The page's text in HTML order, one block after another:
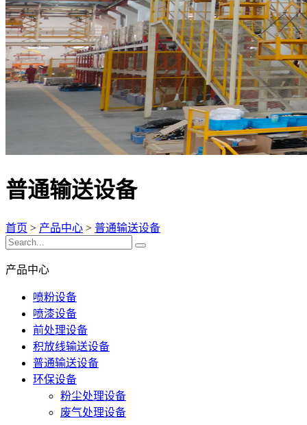
普通输送设备
首页 > 产品中心 > 普通输送设备
产品中心
喷粉设备
喷漆设备
前处理设备
积放线输送设备
普通输送设备
环保设备
粉尘处理设备
废气处理设备